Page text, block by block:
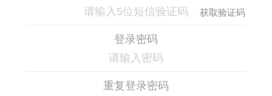
获取验证码
登录密码
重复登录密码